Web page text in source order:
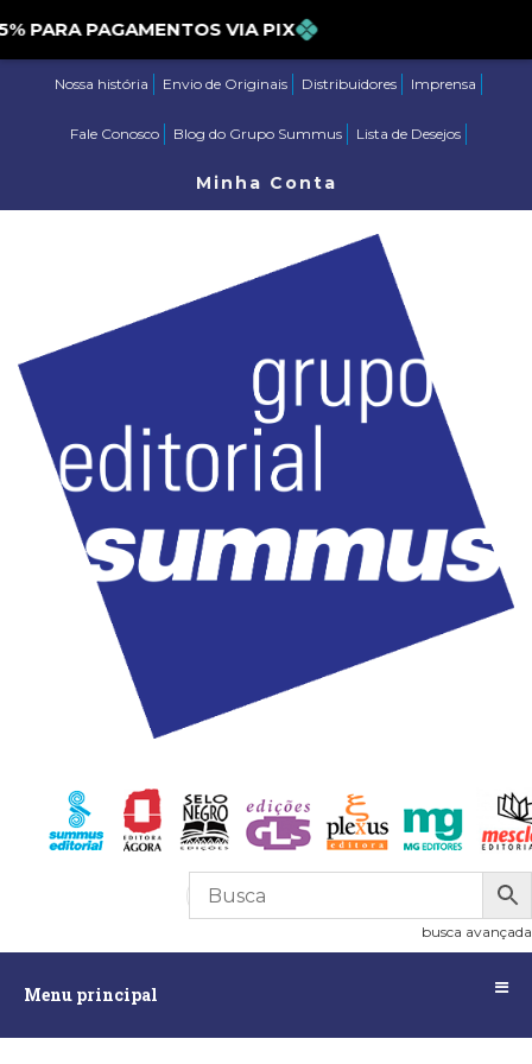
PAGAMENTOS VIA PIX
Nossa história Envio de Originais Distribuidores Imprensa
Fale Conosco Blog do Grupo Summus Lista de Desejos
Minha Conta
R$0,00
busca avançada
Menu principal
principalAssuntos